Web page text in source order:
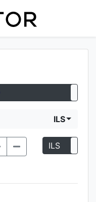
ILS
ILS